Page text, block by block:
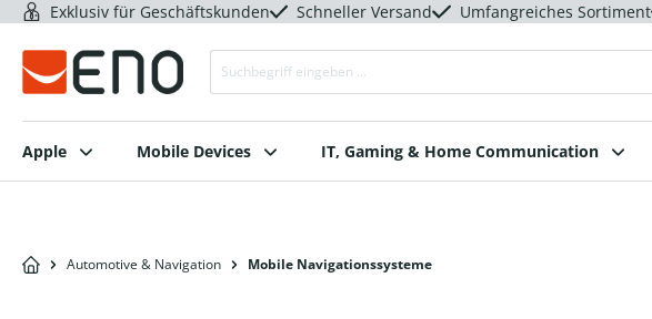
Exklusiv für Geschäftskunden Schneller Versand Umfangreiches Sortiment
Apple Mobile Devices IT, Gaming & Home Communication
Automotive & Navigation Mobile Navigationssysteme